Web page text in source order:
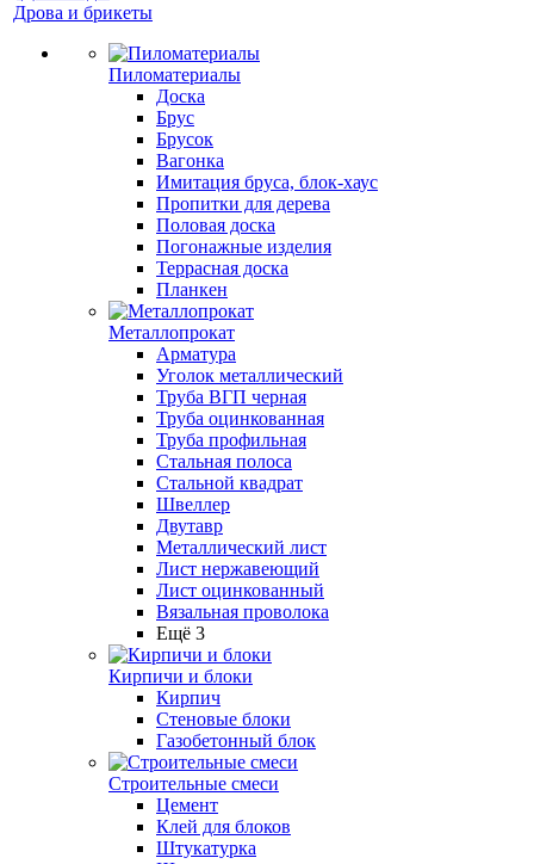
Дрова и брикеты
Пиломатериалы
Доска
Брус
Брусок
Вагонка
Имитация бруса, блок-хаус
Пропитки для дерева
Половая доска
Погонажные изделия
Террасная доска
Планкен
Металлопрокат
Арматура
Уголок металлический
Труба ВГП черная
Труба оцинкованная
Труба профильная
Стальная полоса
Стальной квадрат
Швеллер
Двутавр
Металлический лист
Лист нержавеющий
Лист оцинкованный
Вязальная проволока
Ещё 3
Кирпичи и блоки
Кирпич
Стеновые блоки
Газобетонный блок
Строительные смеси
Цемент
Клей для блоков
Штукатурка